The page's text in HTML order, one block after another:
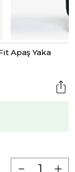
Apaş Yaka